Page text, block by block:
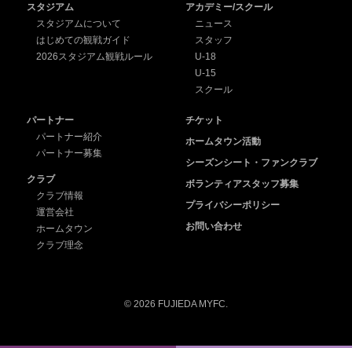
スタジアム
スタジアムについて
はじめての観戦ガイド
2026スタジアム観戦ルール
アカデミー/スクール
ニュース
スタッフ
U-18
U-15
スクール
パートナー
パートナー紹介
パートナー募集
クラブ
クラブ情報
運営会社
ホームタウン
クラブ理念
チケット
ホームタウン活動
シーズンシート・ファンクラブ
ボランティアスタッフ募集
プライバシーポリシー
お問い合わせ
© 2026 FUJIEDA MYFC.